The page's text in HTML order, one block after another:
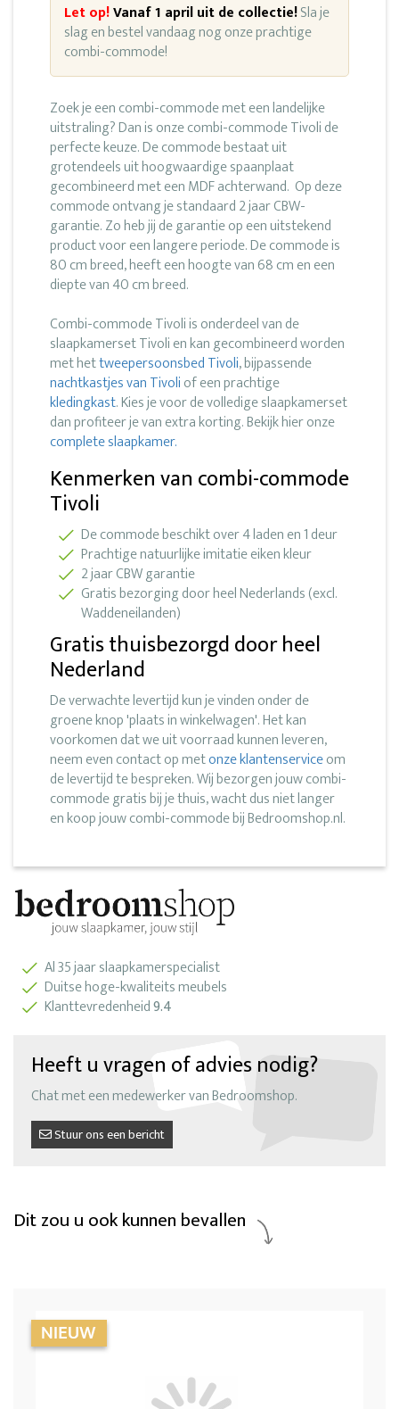
Let op!Vanaf 1 april uit de collectie!Sla je
slag en bestel vandaag nog onze prachtige
combi-commode!
Zoek je een combi-commode met een landelijke
uitstraling? Dan is onze combi-commode Tivoli de
perfecte keuze. De commode bestaat uit
grotendeels uit hoogwaardige spaanplaat
gecombineerd met een MDF achterwand. Op deze
commode ontvang je standaard 2 jaar CBW-
garantie. Zo heb jij de garantie op een uitstekend
product voor een langere periode. De commode is
80 cm breed, heeft een hoogte van 68 cm en een
diepte van 40 cm breed.
Combi-commode Tivoli is onderdeel van de
slaapkamerset Tivoli en kan gecombineerd worden
met hettweepersoonsbed Tivoli, bijpassende
nachtkastjes van Tivoliof een prachtige
kledingkast. Kies je voor de volledige slaapkamerset
dan profiteer je van extra korting. Bekijk hier onze
complete slaapkamer.
Kenmerken van combi-commode
Tivoli
De commode beschikt over 4 laden en 1 deur
Prachtige natuurlijke imitatie eiken kleur
2 jaar CBW garantie
Gratis bezorging door heel Nederlands (excl.
Waddeneilanden)
Gratis thuisbezorgd door heel
Nederland
De verwachte levertijd kun je vinden onder de
groene knop 'plaats in winkelwagen'. Het kan
voorkomen dat we uit voorraad kunnen leveren,
neem even contact op metonze klantenserviceom
de levertijd te bespreken. Wij bezorgen jouw combi-
commode gratis bij je thuis, wacht dus niet langer
en koop jouw combi-commode bij Bedroomshop.nl.
Al 35 jaar slaapkamerspecialist
Duitse hoge-kwaliteits meubels
Klanttevredenheid9.4
Heeft u vragen of advies nodig?
Chat met een medewerker van Bedroomshop.
Stuur ons een bericht
Dit zou u ook kunnen bevallen